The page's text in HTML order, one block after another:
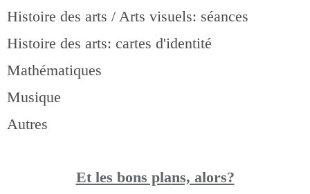
Histoire des arts / Arts visuels: séances
Histoire des arts: cartes d'identité
Mathématiques
Musique
Autres
Et les bons plans, alors?